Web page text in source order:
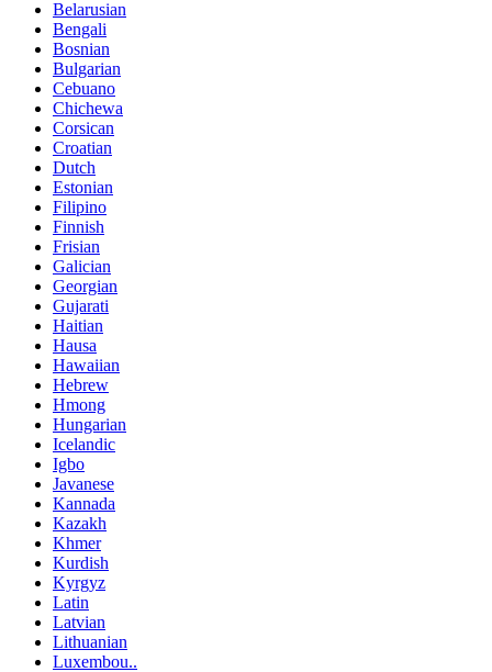
Belarusian
Bengali
Bosnian
Bulgarian
Cebuano
Chichewa
Corsican
Croatian
Dutch
Estonian
Filipino
Finnish
Frisian
Galician
Georgian
Gujarati
Haitian
Hausa
Hawaiian
Hebrew
Hmong
Hungarian
Icelandic
Igbo
Javanese
Kannada
Kazakh
Khmer
Kurdish
Kyrgyz
Latin
Latvian
Lithuanian
Luxembou..